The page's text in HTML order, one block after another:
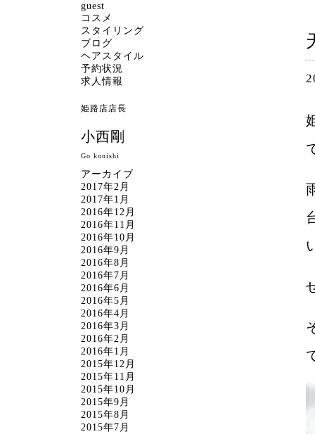
guest
コスメ
スタイリング
ブログ
ヘアスタイル
予約状況
求人情報
姫路店店長
小西剛
Go konishi
アーカイブ
2017年2月
2017年1月
2016年12月
2016年11月
2016年10月
2016年9月
2016年8月
2016年7月
2016年6月
2016年5月
2016年4月
2016年3月
2016年2月
2016年1月
2015年12月
2015年11月
2015年10月
2015年9月
2015年8月
2015年7月